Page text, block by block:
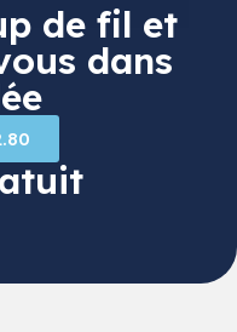
de fil et
dans